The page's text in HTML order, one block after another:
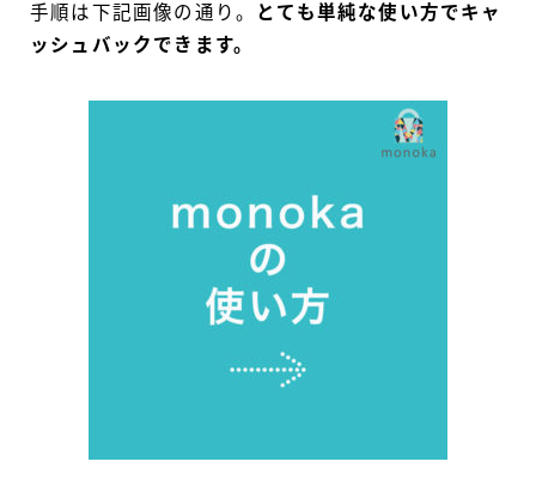
手順は下記画像の通り。
とても単純な使い方でキャ
ッシュバックできます。